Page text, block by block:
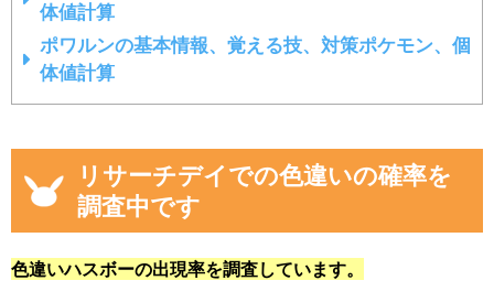
体値計算
ポワルンの基本情報、覚える技、対策ポケモン、個
体値計算
リサーチデイでの色違いの確率を
調査中です
色違いハスボーの出現率を調査しています。